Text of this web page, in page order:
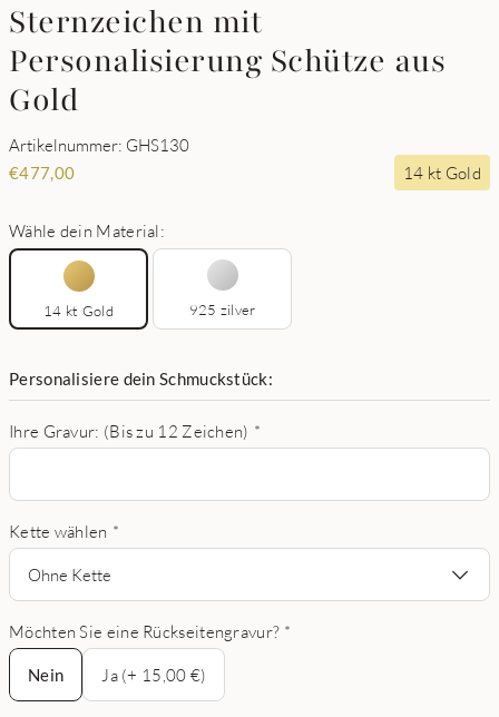
Sternzeichen mit
Personalisierung Schütze aus
Gold
Artikelnummer: GHS130
€477,00 14 kt Gold
Wähle dein Material:
14 kt Gold 925 zilver
Personalisiere dein Schmuckstück:
Ihre Gravur: (Bis zu 12 Zeichen) *
Kette wählen *
Ohne Kette
Möchten Sie eine Rückseitengravur? *
Nein
Nein
Ja (+ 15,00 €)